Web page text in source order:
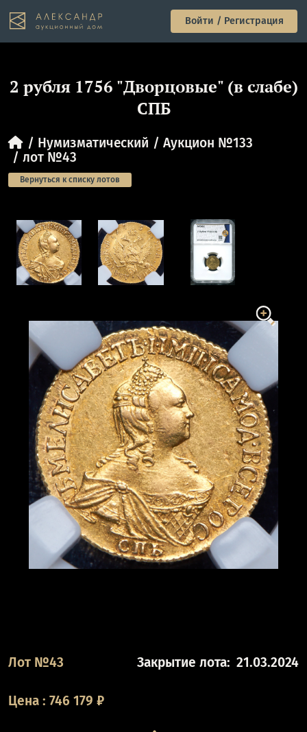
Войти / Регистрация
2 рубля 1756 "Дворцовые" (в слабе)
СПБ
Нумизматический
Аукцион №133
лот №43
Вернуться к списку лотов
Лот №43 Закрытие лота: 21.03.2024
Цена : 746 179 ₽